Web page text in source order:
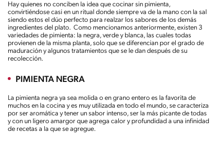
Hay quienes no conciben la idea que cocinar sin pimienta,
convirtiéndose casi en un ritual donde siempre va de la mano con la sal
siendo estos el dúo perfecto para realzar los sabores de los demás
ingredientes del plato. Como mencionamos anteriormente, existen 3
variedades de pimienta: la negra, verde y blanca, las cuales todas
provienen de la misma planta, solo que se diferencian por el grado de
maduración y algunos tratamientos que se le dan después de su
recolección.
PIMIENTA NEGRA
La pimienta negra ya sea molida o en grano entero es la favorita de
muchos en la cocina y es muy utilizada en todo el mundo, se caracteriza
por ser aromática y tener un sabor intenso, ser la más picante de todas
y con un ligero amargor que agrega calor y profundidad a una infinidad
de recetas a la que se agregue.